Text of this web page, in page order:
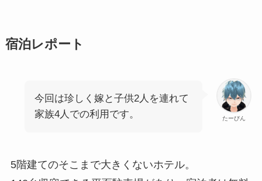
宿泊レポート
たーびん
今回は珍しく嫁と子供2人を連れて
家族4人での利用です。
5階建てのそこまで大きくないホテル。